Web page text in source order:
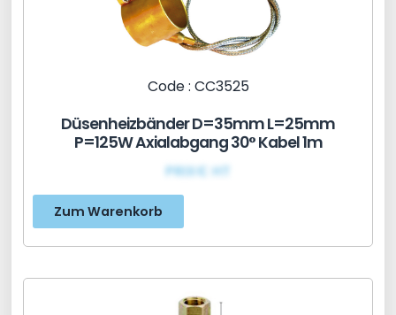
Code : CC3525
Düsenheizbänder D=35mm L=25mm
P=125W Axialabgang 30° Kabel 1m
PRIX€ HT
Zum Warenkorb